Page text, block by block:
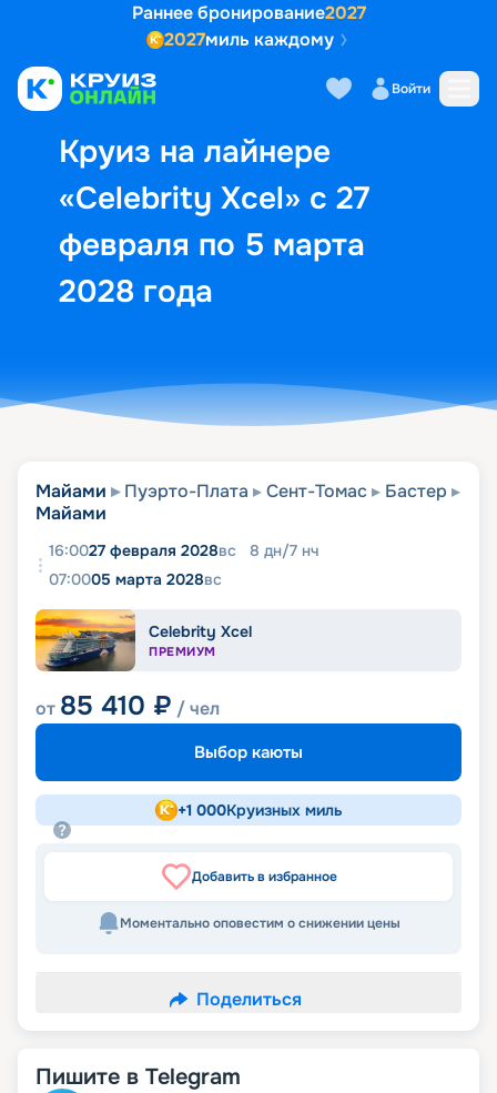
Раннее бронирование2027
2027миль каждому
Войти
Круиз на лайнере
«Celebrity Xcel» с 27
февраля по 5 марта
2028 года
Выбор кают Маршрут и
Майами Пуэрто-Плата Сент-Томас
Бастер
Майами
16:0027 февраля 2028вс 8 дн/7 нч
07:0005 марта 2028вс
Celebrity Xcel
ПРЕМИУМ
от 85 410 ₽ / чел
Выбор каюты
+1 000Круизных миль
Добавить в избранное
Моментально оповестим о снижении цены
Поделиться
Пишите в Telegram